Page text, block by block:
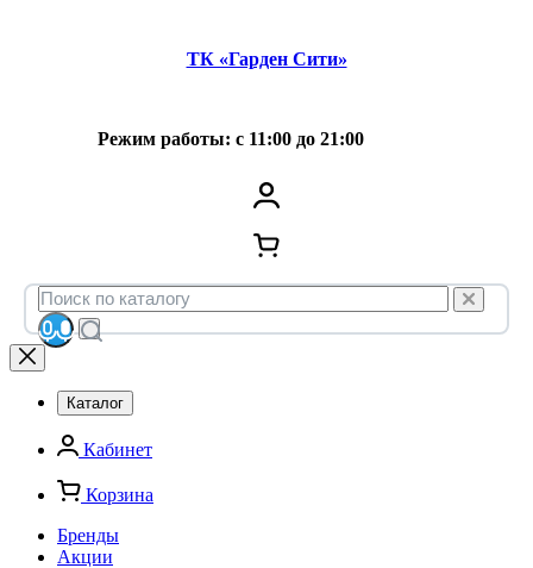
ТК «Гарден Сити»
Режим работы: с 11:00 до 21:00
Каталог
Кабинет
Корзина
Бренды
Акции